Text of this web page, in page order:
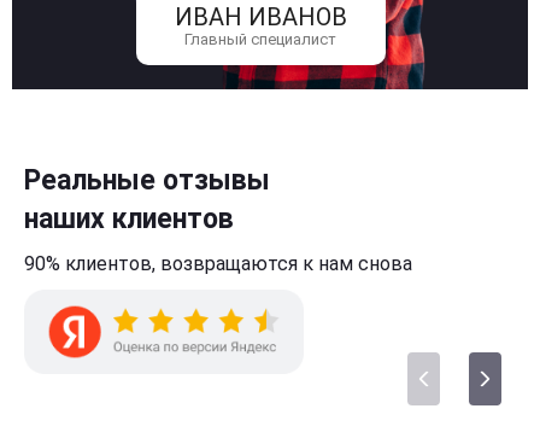
ИВАН ИВАНОВ
Главный специалист
Реальные отзывы
наших клиентов
90% клиентов, возвращаются к нам снова